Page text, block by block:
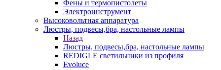
Фены и термопистолеты
Электроинструмент
Высоковольтная аппаратура
Люстры, подвесы,бра, настольные лампы
Назад
Люстры, подвесы,бра, настольные лампы
REDIGLE светильники из профиля
Evoluce